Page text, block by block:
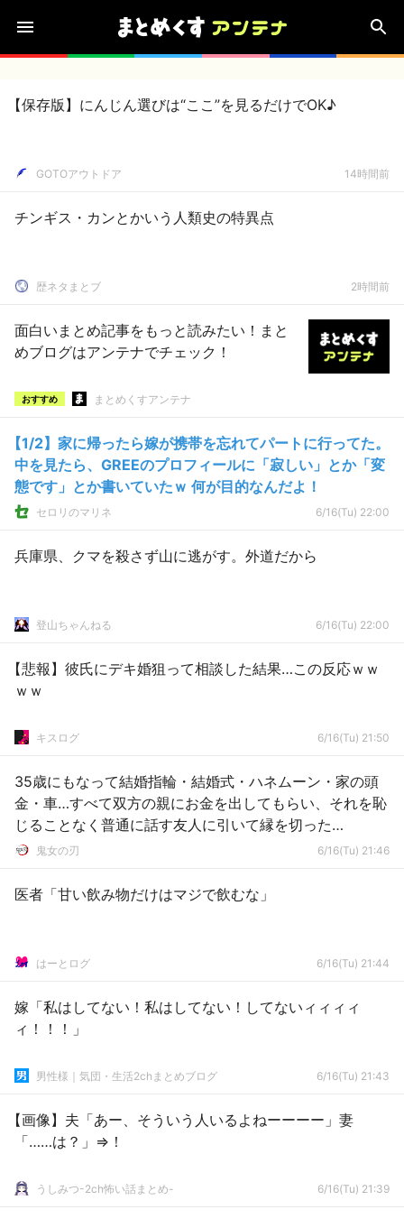
【保存版】にんじん選びは“ここ”を見るだけでOK♪
GOTOアウトドア 14時間前
チンギス・カンとかいう人類史の特異点
歴ネタまとブ 2時間前
面白いまとめ記事をもっと読みたい！まと
めブログはアンテナでチェック！
おすすめ まとめくすアンテナ
【1/2】家に帰ったら嫁が携帯を忘れてパートに行ってた。
中を見たら、GREEのプロフィールに「寂しい」とか「変
態です」とか書いていたｗ 何が目的なんだよ！
セロリのマリネ 6/16(Tu) 22:00
兵庫県、クマを殺さず山に逃がす。外道だから
登山ちゃんねる 6/16(Tu) 22:00
【悲報】彼氏にデキ婚狙って相談した結果…この反応ｗｗ
ｗｗ
キスログ 6/16(Tu) 21:50
35歳にもなって結婚指輪・結婚式・ハネムーン・家の頭
金・車…すべて双方の親にお金を出してもらい、それを恥
じることなく普通に話す友人に引いて縁を切った…
鬼女の刃 6/16(Tu) 21:46
医者「甘い飲み物だけはマジで飲むな」
はーとログ 6/16(Tu) 21:44
嫁「私はしてない！私はしてない！してないィィィィ
ィ！！！」
男性様｜気団・生活2chまとめブログ 6/16(Tu) 21:43
【画像】夫「あー、そういう人いるよねーーーー」妻
「……は？」⇒！
うしみつ-2ch怖い話まとめ- 6/16(Tu) 21:39